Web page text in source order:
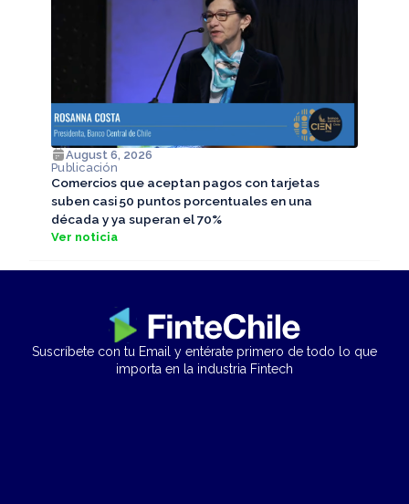
August 6, 2026
Publicación
Comercios que aceptan pagos con tarjetas
suben casi 50 puntos porcentuales en una
década y ya superan el 70%
Ver noticia
Suscríbete con tu Email y entérate primero de todo lo que
importa en la industria Fintech